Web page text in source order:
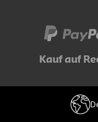
Kauf auf